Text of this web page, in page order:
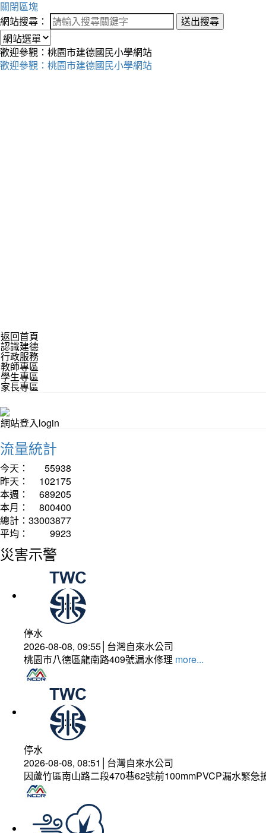
關閉區塊
網站搜尋：
送出搜尋
歡迎參觀：桃園市建德國民小學網站
歡迎參觀：桃園市建德國民小學網站
返回首頁
認識建德
行政服務
教師專區
學生專區
家長專區
網站登入login
流量統計
今天：
55938
昨天：
102175
本週：
689205
本月：
800400
總計： 33003877
平均：
9923
災害示警
停水
2026-08-08, 09:55│台灣自來水公司
桃園市八德區龍南路409號漏水修理 more...
停水
2026-08-08, 08:51│台灣自來水公司
因蘆竹區南山路二段470巷62號前100mmPVCP漏水緊急